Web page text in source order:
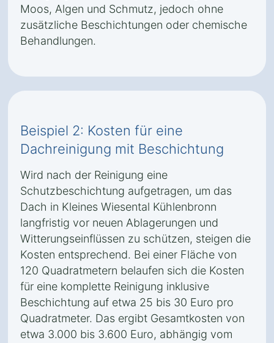
Moos, Algen und Schmutz, jedoch ohne
zusätzliche Beschichtungen oder chemische
Behandlungen.
Beispiel 2: Kosten für eine
Dachreinigung mit Beschichtung
Wird nach der Reinigung eine
Schutzbeschichtung aufgetragen, um das
Dach in Kleines Wiesental Kühlenbronn
langfristig vor neuen Ablagerungen und
Witterungseinflüssen zu schützen, steigen die
Kosten entsprechend. Bei einer Fläche von
120 Quadratmetern belaufen sich die Kosten
für eine komplette Reinigung inklusive
Beschichtung auf etwa 25 bis 30 Euro pro
Quadratmeter. Das ergibt Gesamtkosten von
etwa 3.000 bis 3.600 Euro, abhängig vom